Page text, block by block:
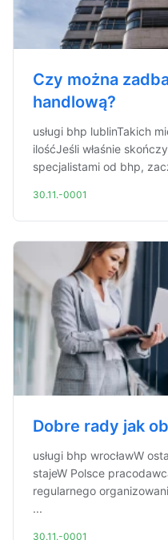
Czy można
handlową?
usługi bhp lublinTakich
ilośćJeśli właśnie
specjalistami od bhp,
30.11.-0001
Dobre rady jak
usługi bhp wrocławW
stajeW Polsce
regularnego
...
30.11.-0001